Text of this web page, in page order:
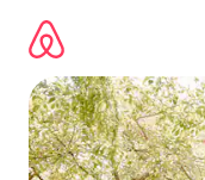
directement
contenu